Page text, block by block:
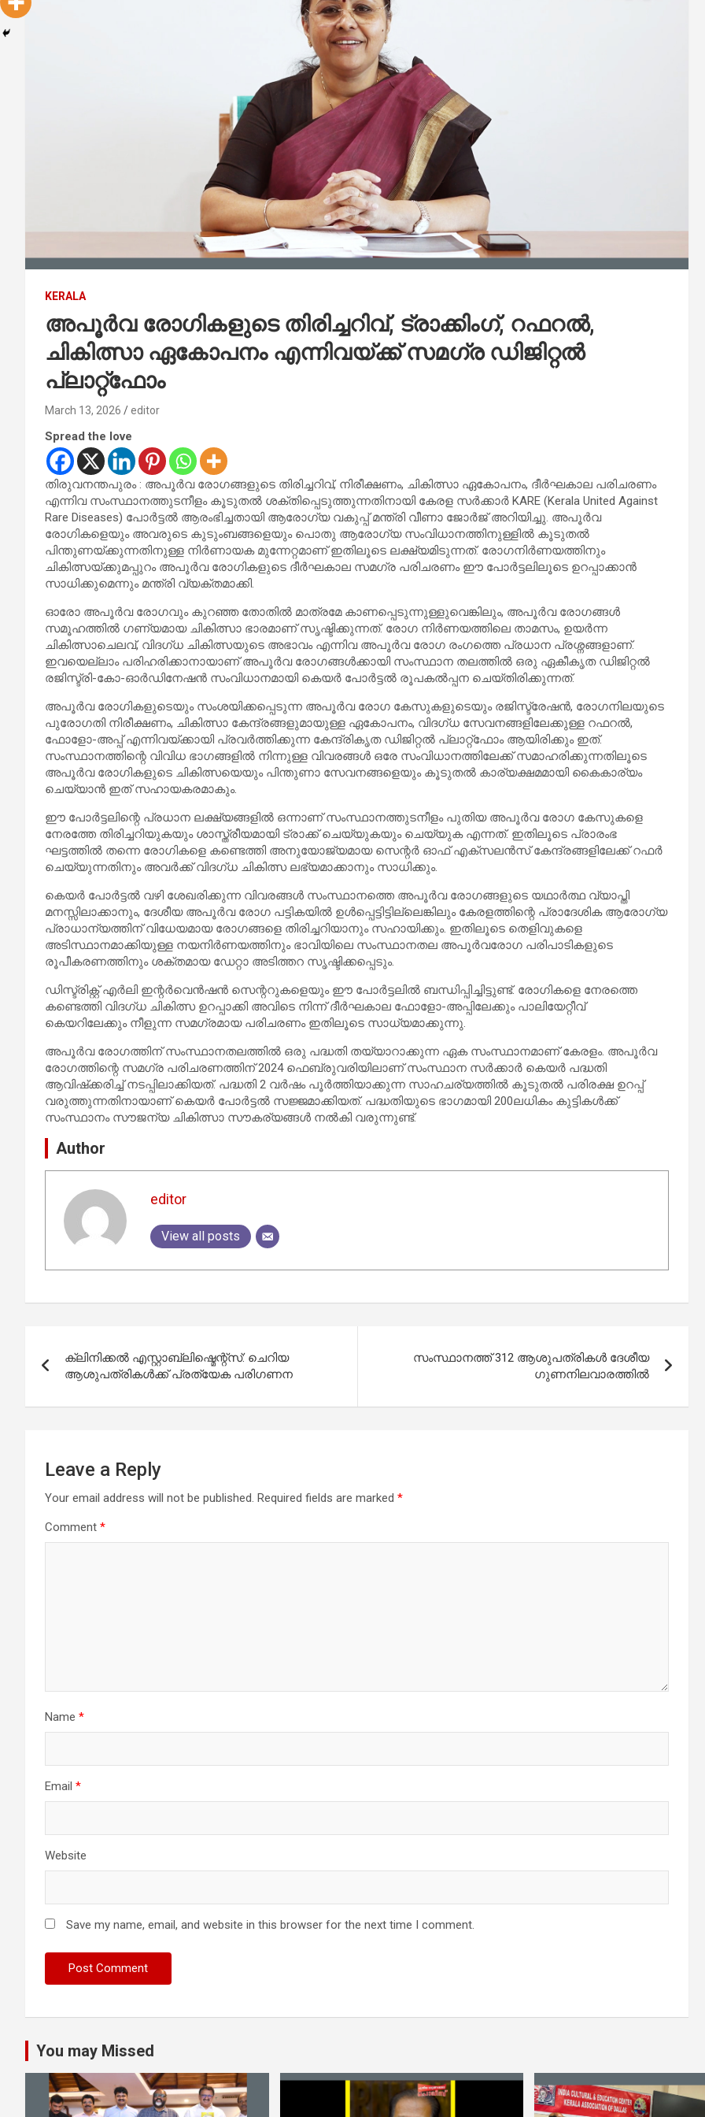
KERALA
അപൂര്‍വ രോഗികളുടെ തിരിച്ചറിവ്, ട്രാക്കിംഗ്, റഫറല്‍,
ചികിത്സാ ഏകോപനം എന്നിവയ്ക്ക് സമഗ്ര ഡിജിറ്റല്‍
പ്ലാറ്റ്‌ഫോം
March 13, 2026 editor
Spread the love
തിരുവനന്തപുരം : അപൂര്‍വ രോഗങ്ങളുടെ തിരിച്ചറിവ്, നിരീക്ഷണം, ചികിത്സാ ഏകോപനം, ദീര്‍ഘകാല പരിചരണം
എന്നിവ സംസ്ഥാനത്തുടനീളം കൂടുതല്‍ ശക്തിപ്പെടുത്തുന്നതിനായി കേരള സര്‍ക്കാര്‍ KARE (Kerala United Against
Rare Diseases) പോര്‍ട്ടല്‍ ആരംഭിച്ചതായി ആരോഗ്യ വകുപ്പ് മന്ത്രി വീണാ ജോര്‍ജ് അറിയിച്ചു. അപൂര്‍വ
രോഗികളെയും അവരുടെ കുടുംബങ്ങളെയും പൊതു ആരോഗ്യ സംവിധാനത്തിനുള്ളില്‍ കൂടുതല്‍
പിന്തുണയ്ക്കുന്നതിനുള്ള നിര്‍ണായക മുന്നേറ്റമാണ് ഇതിലൂടെ ലക്ഷ്യമിടുന്നത്. രോഗനിര്‍ണയത്തിനും
ചികിത്സയ്ക്കുമപ്പുറം അപൂര്‍വ രോഗികളുടെ ദീര്‍ഘകാല സമഗ്ര പരിചരണം ഈ പോര്‍ട്ടലിലൂടെ ഉറപ്പാക്കാന്‍
സാധിക്കുമെന്നും മന്ത്രി വ്യക്തമാക്കി.
ഓരോ അപൂര്‍വ രോഗവും കുറഞ്ഞ തോതില്‍ മാത്രമേ കാണപ്പെടുന്നുള്ളുവെങ്കിലും, അപൂര്‍വ രോഗങ്ങള്‍
സമൂഹത്തില്‍ ഗണ്യമായ ചികിത്സാ ഭാരമാണ് സൃഷ്ടിക്കുന്നത്. രോഗ നിര്‍ണയത്തിലെ താമസം, ഉയര്‍ന്ന
ചികിത്സാചെലവ്, വിദഗ്ധ ചികിത്സയുടെ അഭാവം എന്നിവ അപൂര്‍വ രോഗ രംഗത്തെ പ്രധാന പ്രശ്നങ്ങളാണ്.
ഇവയെല്ലാം പരിഹരിക്കാനായാണ് അപൂര്‍വ രോഗങ്ങള്‍ക്കായി സംസ്ഥാന തലത്തില്‍ ഒരു ഏകീകൃത ഡിജിറ്റല്‍
രജിസ്ട്രി-കോ-ഓര്‍ഡിനേഷന്‍ സംവിധാനമായി കെയര്‍ പോര്‍ട്ടല്‍ രൂപകല്‍പ്പന ചെയ്തിരിക്കുന്നത്.
അപൂര്‍വ രോഗികളുടെയും സംശയിക്കപ്പെടുന്ന അപൂര്‍വ രോഗ കേസുകളുടെയും രജിസ്ട്രേഷന്‍, രോഗനിലയുടെ
പുരോഗതി നിരീക്ഷണം, ചികിത്സാ കേന്ദ്രങ്ങളുമായുള്ള ഏകോപനം, വിദഗ്ധ സേവനങ്ങളിലേക്കുള്ള റഫറല്‍,
ഫോളോ-അപ്പ് എന്നിവയ്ക്കായി പ്രവര്‍ത്തിക്കുന്ന കേന്ദ്രികൃത ഡിജിറ്റല്‍ പ്ലാറ്റ്‌ഫോം ആയിരിക്കും ഇത്.
സംസ്ഥാനത്തിന്റെ വിവിധ ഭാഗങ്ങളില്‍ നിന്നുള്ള വിവരങ്ങള്‍ ഒരേ സംവിധാനത്തിലേക്ക് സമാഹരിക്കുന്നതിലൂടെ
അപൂര്‍വ രോഗികളുടെ ചികിത്സയെയും പിന്തുണാ സേവനങ്ങളെയും കൂടുതല്‍ കാര്യക്ഷമമായി കൈകാര്യം
ചെയ്യാന്‍ ഇത് സഹായകരമാകും.
ഈ പോര്‍ട്ടലിന്റെ പ്രധാന ലക്ഷ്യങ്ങളില്‍ ഒന്നാണ് സംസ്ഥാനത്തുടനീളം പുതിയ അപൂര്‍വ രോഗ കേസുകളെ
നേരത്തേ തിരിച്ചറിയുകയും ശാസ്ത്രീയമായി ട്രാക്ക് ചെയ്യുകയും ചെയ്യുക എന്നത്. ഇതിലൂടെ പ്രാരംഭ
ഘട്ടത്തില്‍ തന്നെ രോഗികളെ കണ്ടെത്തി അനുയോജ്യമായ സെന്റര്‍ ഓഫ് എക്സലന്‍സ് കേന്ദ്രങ്ങളിലേക്ക് റഫര്‍
ചെയ്യുന്നതിനും അവര്‍ക്ക് വിദഗ്ധ ചികിത്സ ലഭ്യമാക്കാനും സാധിക്കും.
കെയര്‍ പോര്‍ട്ടല്‍ വഴി ശേഖരിക്കുന്ന വിവരങ്ങള്‍ സംസ്ഥാനത്തെ അപൂര്‍വ രോഗങ്ങളുടെ യഥാര്‍ത്ഥ വ്യാപ്തി
മനസ്സിലാക്കാനും, ദേശീയ അപൂര്‍വ രോഗ പട്ടികയില്‍ ഉള്‍പ്പെട്ടിട്ടില്ലെങ്കിലും കേരളത്തിന്റെ പ്രാദേശിക ആരോഗ്യ
പ്രാധാന്യത്തിന് വിധേയമായ രോഗങ്ങളെ തിരിച്ചറിയാനും സഹായിക്കും. ഇതിലൂടെ തെളിവുകളെ
അടിസ്ഥാനമാക്കിയുള്ള നയനിര്‍ണയത്തിനും ഭാവിയിലെ സംസ്ഥാനതല അപൂര്‍വരോഗ പരിപാടികളുടെ
രൂപീകരണത്തിനും ശക്തമായ ഡേറ്റാ അടിത്തറ സൃഷ്ടിക്കപ്പെടും.
ഡിസ്ട്രിക്റ്റ് എര്‍ലി ഇന്റര്‍വെന്‍ഷന്‍ സെന്ററുകളെയും ഈ പോര്‍ട്ടലില്‍ ബന്ധിപ്പിച്ചിട്ടുണ്ട്. രോഗികളെ നേരത്തെ
കണ്ടെത്തി വിദഗ്ധ ചികിത്സ ഉറപ്പാക്കി അവിടെ നിന്ന് ദീര്‍ഘകാല ഫോളോ-അപ്പിലേക്കും പാലിയേറ്റീവ്
കെയറിലേക്കും നീളുന്ന സമഗ്രമായ പരിചരണം ഇതിലൂടെ സാധ്യമാക്കുന്നു.
അപൂര്‍വ രോഗത്തിന് സംസ്ഥാനതലത്തില്‍ ഒരു പദ്ധതി തയ്യാറാക്കുന്ന ഏക സംസ്ഥാനമാണ് കേരളം. അപൂര്‍വ
രോഗത്തിന്റെ സമഗ്ര പരിചരണത്തിന് 2024 ഫെബ്രുവരിയിലാണ് സംസ്ഥാന സര്‍ക്കാര്‍ കെയര്‍ പദ്ധതി
ആവിഷ്‌ക്കരിച്ച് നടപ്പിലാക്കിയത്. പദ്ധതി 2 വര്‍ഷം പൂര്‍ത്തിയാക്കുന്ന സാഹചര്യത്തില്‍ കൂടുതല്‍ പരിരക്ഷ ഉറപ്പ്
വരുത്തുന്നതിനായാണ് കെയര്‍ പോര്‍ട്ടല്‍ സജ്ജമാക്കിയത്. പദ്ധതിയുടെ ഭാഗമായി 200ലധികം കുട്ടികള്‍ക്ക്
സംസ്ഥാനം സൗജന്യ ചികിത്സാ സൗകര്യങ്ങള്‍ നല്‍കി വരുന്നുണ്ട്.
Author
editor
View all posts
navigation
ക്ലിനിക്കല്‍ എസ്റ്റാബ്ലിഷ്മെന്റ്‌സ്: ചെറിയ
ആശുപത്രികള്‍ക്ക് പ്രത്യേക പരിഗണന
സംസ്ഥാനത്ത് 312 ആശുപത്രികള്‍ ദേശീയ
ഗുണനിലവാരത്തില്‍
Leave a Reply
Your email address will not be published. Required fields are marked *
Comment *
Name *
Email *
Website
Save my name, email, and website in this browser for the next time I comment.
You may Missed